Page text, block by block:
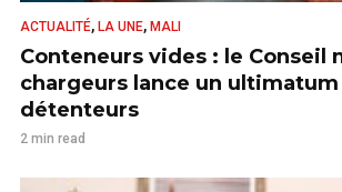
ACTUALITÉ, LA UNE, MALI
Conteneurs vides : le Conseil
chargeurs lance un ultimatum
détenteurs
2 min read